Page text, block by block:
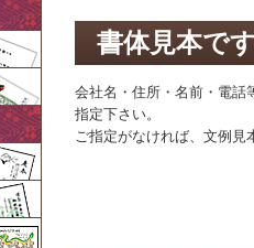
書体見本で
会社名・住所・名前・電話
指定下さい。
ご指定がなければ、文例見